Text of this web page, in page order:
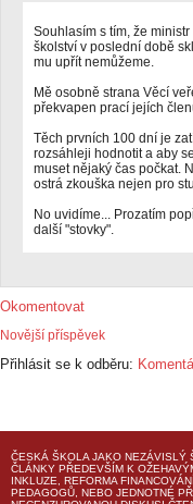
Souhlasím s tím, že
školství v poslední době
mu upřít nemůžeme.
Mě osobně strana Věcí
překvapen prací jejích
Těch prvních 100 dní je
rozsáhleji hodnotit a aby
muset nějaký čas počkat.
ostrá zkouška nejen pro
No uvidíme... Prozatím
další "stovky".
Okomentovat
Novější příspěvek
Přihlásit se k odběru:
ČESKÁ ŠKOLA JAKO NEZÁVISLÝ
ČLÁNKY PŘEDEVŠÍM K
INKLUZE, REFORMA
PEDAGOGŮ, NEBO JEDNOTNÉ